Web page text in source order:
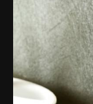
Gessi Goccia